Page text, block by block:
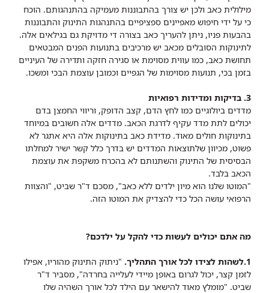
מילולית כאב ולכן יש צורך בהתבוננות מעמיקה בהתנהגותם. הוכח
כי על ידי חיפוש מאפיינים ספציפיים בהתנהגות התינוק והתבוננות
בהבעות פניו, ניתן להעריך כאב בצורה די מדויקת גם בגילאים אלה.
לתינוקות הסובלים מכאב יש מרכיבים בתנועות הפנים המבטאים
תחושת כאב, כמו עווית מסוימת או סגירה חזקה ותדירה של העיניים
בזמן בכי, תנועות מסוימות של הגפיים וכמובן עוצמת הבכי ומשכו.
3. בדיקות ומדידות רפואיות
מדדים ביולוגיים כמו לחץ הדם, קצב הדופק, וריווי החמצן בדם
יכולים לתת מדד עקיף לדרגת הכאב. מדדים אלה חשובים במיוחד
בתינוקות חולים מאוד. מדידת כאב בתינוקות אלה היא אתגר לא
פשוט, מכיוון שלתוצאות המדדים יש בדרך כלל קשר ישיר למחלתו
הבסיסית של התינוק והשתנותם לא בהכרח משקפת את עוצמת
הכאב בלבד.
"המוטו שלנו הוא מיון ילדים ללא כאב", מסכם ד"ר שביט, "והצוות
הרפואי עושה הכל כדי להצדיק את המוטו הזה.
מה אתם יכולים לעשות כדי להקל על ילדכם?
1.לשהות לצידו לכל אורך התהליך.
"ניתוק התינוק מהוריו, אפילו
לזמן קצר, יכול לגרום באופן מיידי לעלייה בחרדה", מסביר ד"ר
שביט. "מומלץ מאוד להישאר עם הילד לכל אורך השהיה שלו